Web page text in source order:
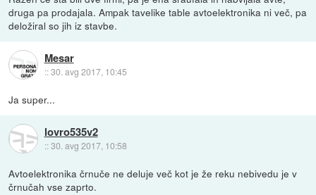
druga pa prodajala. Ampak tavelike table avtoelektronika ni več, pa
deložiral so jih iz stavbe.
Mesar
::30. avg 2017, 10:45
Ja super...
lovro535v2
::30. avg 2017, 10:58
Avtoelektronika črnuče ne deluje več kot je že reku nebivedu je v
črnučah vse zaprto.